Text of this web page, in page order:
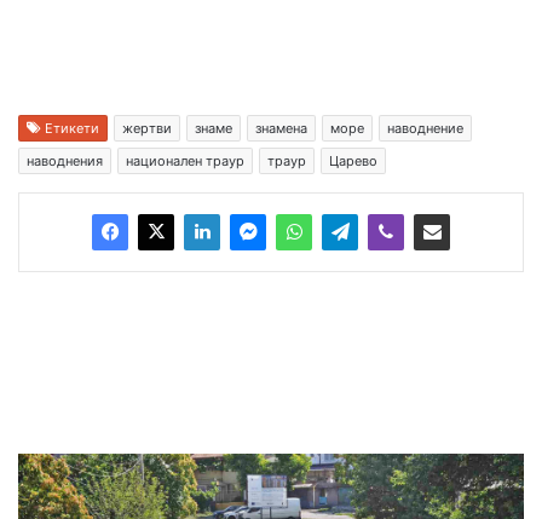
Етикети жертви знаме знамена море
наводнение
наводнения
национален траур траур Царево